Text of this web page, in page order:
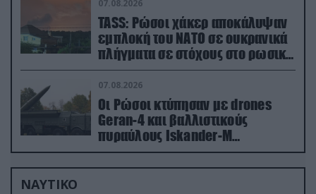
07.08.2026
TASS: Ρώσοι χάκερ αποκάλυψαν
εμπλοκή του ΝΑΤΟ σε ουκρανικά
πλήγματα σε στόχους στο ρωσικό
έδαφος!
07.08.2026
Οι Ρώσοι κτύπησαν με drones
Geran-4 και βαλλιστικούς
πυραύλους Iskander-M
ουκρανικό τρένο με στρατιωτικό
εξοπλισμό
ΝΑΥΤΙΚΟ